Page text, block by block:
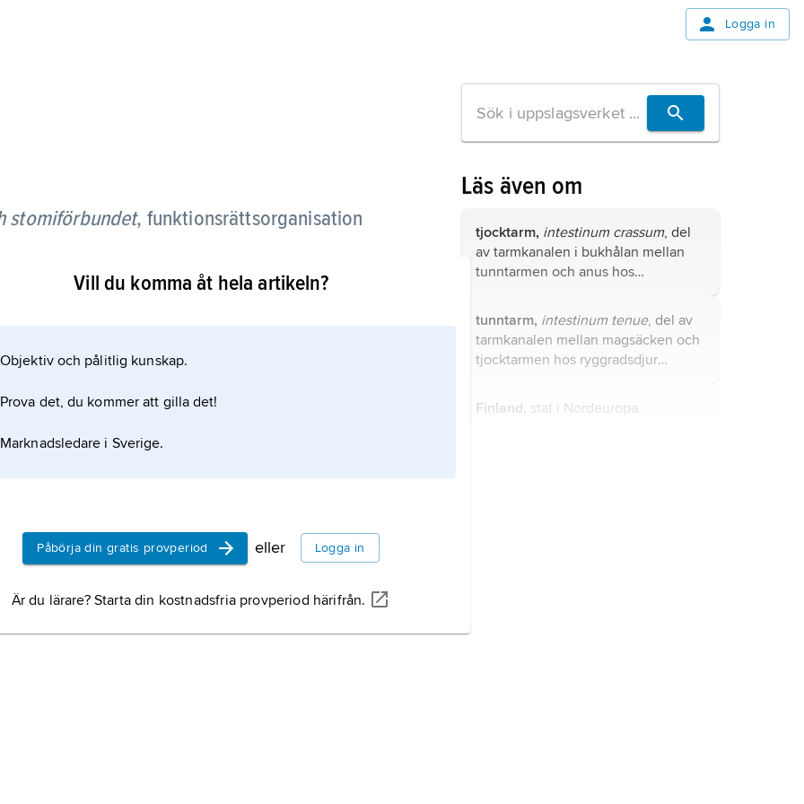
Logga in
stomiförbundet, funktionsrättsorganisation
i
för personer som har olika sjukdomar och
Vill du komma åt hela artikeln?
Objektiv och pålitlig kunskap.
Prova det, du kommer att gilla det!
Marknadsledare i Sverige.
Påbörja din gratis provperiod eller Logga in
Är du lärare? Starta din kostnadsfria provperiod härifrån.
Läs även om
tjocktarm, intestinum crassum, del
av tarmkanalen i bukhålan mellan
tunntarmen och anus hos
tunntarm, intestinum tenue, del av
tarmkanalen mellan magsäcken och
tjocktarmen hos ryggradsdjur
Finland, stat i Nordeuropa.